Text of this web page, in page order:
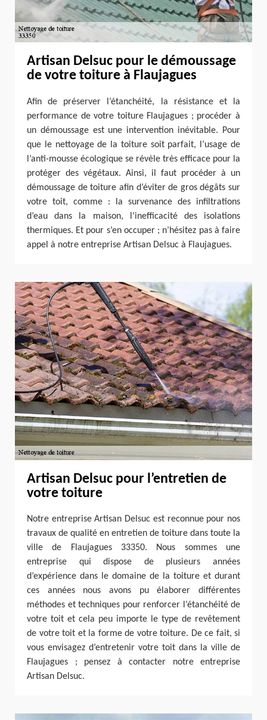
Artisan Delsuc pour le démoussage
de votre toiture à Flaujagues
Afin de préserver l’étanchéité, la résistance et la
performance de votre toiture Flaujagues ; procéder à
un démoussage est une intervention inévitable. Pour
que le nettoyage de la toiture soit parfait, l’usage de
l’anti-mousse écologique se révèle très efficace pour la
protéger des végétaux. Ainsi, il faut procéder à un
démoussage de toiture afin d’éviter de gros dégâts sur
votre toit, comme : la survenance des infiltrations
d’eau dans la maison, l’inefficacité des isolations
thermiques. Et pour s’en occuper ; n’hésitez pas à faire
appel à notre entreprise Artisan Delsuc à Flaujagues.
Artisan Delsuc pour l’entretien de
votre toiture
Notre entreprise Artisan Delsuc est reconnue pour nos
travaux de qualité en entretien de toiture dans toute la
ville de Flaujagues 33350. Nous sommes une
entreprise qui dispose de plusieurs années
d’expérience dans le domaine de la toiture et durant
ces années nous avons pu élaborer différentes
méthodes et techniques pour renforcer l’étanchéité de
votre toit et cela peu importe le type de revêtement
de votre toit et la forme de votre toiture. De ce fait, si
vous envisagez d’entretenir votre toit dans la ville de
Flaujagues ; pensez à contacter notre entreprise
Artisan Delsuc.